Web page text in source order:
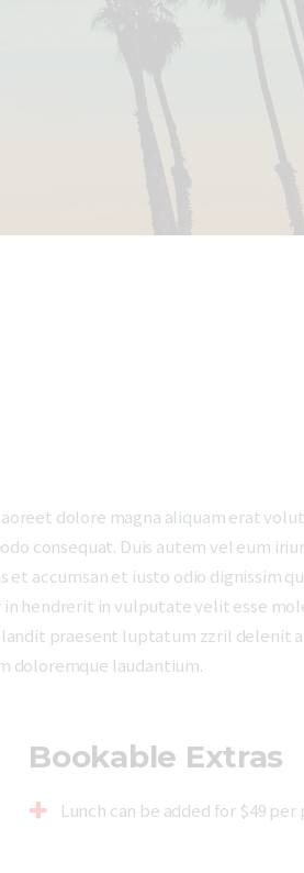
dolore magna aliquam erat
consequat. Duis autem vel eum
accumsan et iusto odio dignissim
hendrerit in vulputate velit esse
praesent luptatum zzril delenit
doloremque laudantium.
Bookable Extras
Lunch can be added for $49 per